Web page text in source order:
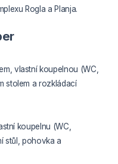
Rogla a Planja.
vlastní koupelnou (WC,
stolem a rozkládací
koupelnu (WC,
stůl, pohovka a